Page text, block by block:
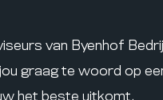
van Byenhof
graag te woord op
het beste uitkomt.